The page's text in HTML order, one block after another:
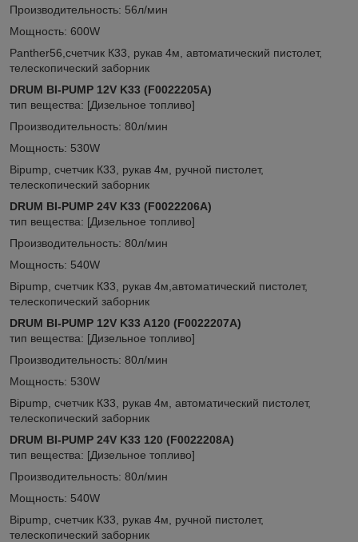
Производительность: 56л/мин
Мощность: 600W
Panther56,счетчик К33, рукав 4м, автоматический пистолет,
телескопический заборник
DRUM BI-PUMP 12V K33 (F0022205A)
тип вещества: [Дизельное топливо]
Производительность: 80л/мин
Мощность: 530W
Bipump, счетчик К33, рукав 4м, ручной пистолет,
телескопический заборник
DRUM BI-PUMP 24V K33 (F0022206A)
тип вещества: [Дизельное топливо]
Производительность: 80л/мин
Мощность: 540W
Bipump, счетчик К33, рукав 4м,автоматический пистолет,
телескопический заборник
DRUM BI-PUMP 12V K33 A120 (F0022207A)
тип вещества: [Дизельное топливо]
Производительность: 80л/мин
Мощность: 530W
Bipump, счетчик К33, рукав 4м, автоматический пистолет,
телескопический заборник
DRUM BI-PUMP 24V K33 120 (F0022208A)
тип вещества: [Дизельное топливо]
Производительность: 80л/мин
Мощность: 540W
Bipump, счетчик К33, рукав 4м, ручной пистолет,
телескопический заборник